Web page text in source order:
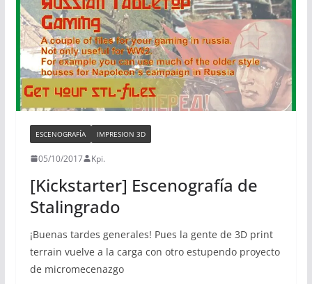
ESCENOGRAFÍA IMPRESION 3D
05/10/2017 Kpi.
[Kickstarter] Escenografía de
Stalingrado
¡Buenas tardes generales! Pues la gente de 3D print
terrain vuelve a la carga con otro estupendo proyecto
de micromecenazgo